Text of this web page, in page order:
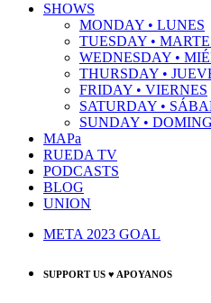
SHOWS
MONDAY • LUNES
TUESDAY •
WEDNESDAY •
THURSDAY •
FRIDAY • VIERNES
SATURDAY •
SUNDAY •
MAPa
RUEDA TV
PODCASTS
BLOG
UNION
META 2023 GOAL
SUPPORT US ♥ APOYANOS